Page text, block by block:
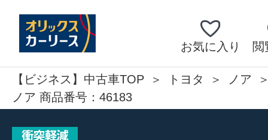
お気に入り 閲
【ビジネス】中古車TOP トヨタ
ノア
ノア 商品番号：46183